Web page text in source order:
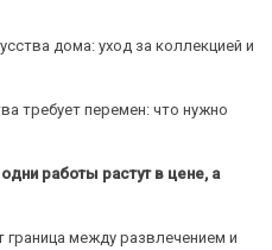
дома: уход за коллекцией и
требует перемен: что нужно
работы растут в цене, а
граница между развлечением и